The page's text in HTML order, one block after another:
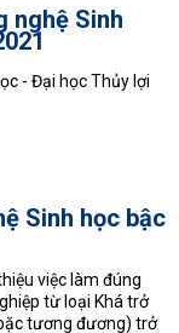
nghệ Sinh
- Đại học Thủy lợi
Sinh học bậc
việc làm đúng
từ loại Khá trở
tương đương) trở